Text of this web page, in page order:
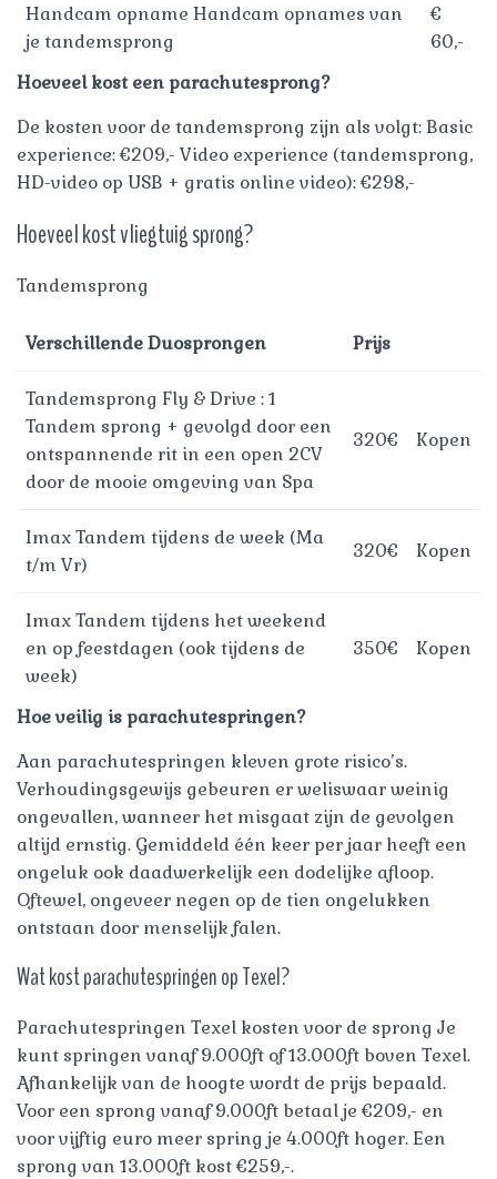
Handcam opname Handcam opnames van
je tandemsprong
€
60,-
Hoeveel kost een parachutesprong?
De kosten voor de tandemsprong zijn als volgt: Basic
experience: €209,- Video experience (tandemsprong,
HD-video op USB + gratis online video): €298,-
Hoeveel kost vliegtuig sprong?
Tandemsprong
Verschillende Duosprongen Prijs
Tandemsprong Fly & Drive : 1
Tandem sprong + gevolgd door een
ontspannende rit in een open 2CV
door de mooie omgeving van Spa
320€ Kopen
Imax Tandem tijdens de week (Ma
t/m Vr)
320€ Kopen
Imax Tandem tijdens het weekend
en op feestdagen (ook tijdens de
week)
350€ Kopen
Hoe veilig is parachutespringen?
Aan parachutespringen kleven grote risico’s.
Verhoudingsgewijs gebeuren er weliswaar weinig
ongevallen, wanneer het misgaat zijn de gevolgen
altijd ernstig. Gemiddeld één keer per jaar heeft een
ongeluk ook daadwerkelijk een dodelijke afloop.
Oftewel, ongeveer negen op de tien ongelukken
ontstaan door menselijk falen.
Wat kost parachutespringen op Texel?
Parachutespringen Texel kosten voor de sprong Je
kunt springen vanaf 9.000ft of 13.000ft boven Texel.
Afhankelijk van de hoogte wordt de prijs bepaald.
Voor een sprong vanaf 9.000ft betaal je €209,- en
voor vijftig euro meer spring je 4.000ft hoger. Een
sprong van 13.000ft kost €259,-.